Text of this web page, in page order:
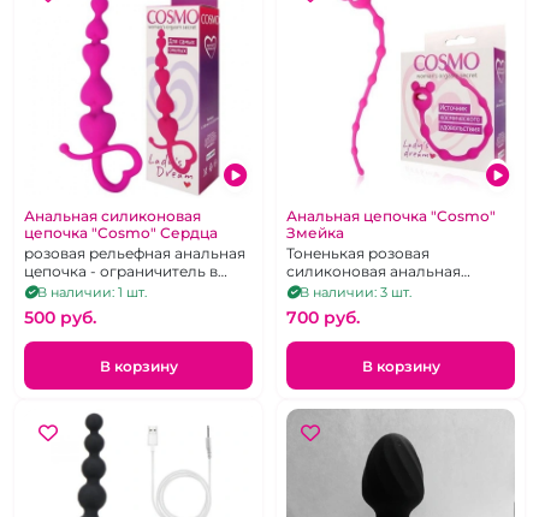
Анальная силиконовая
цепочка "Cosmo" Сердца
розовая рельефная анальная
цепочка - ограничитель в
виде сердечка
В наличии: 1 шт.
500 pуб.
В корзину
Анальная цепочка "Cosmo"
Змейка
Тоненькая розовая
силиконовая анальная
цепочка
В наличии: 3 шт.
700 pуб.
В корзину